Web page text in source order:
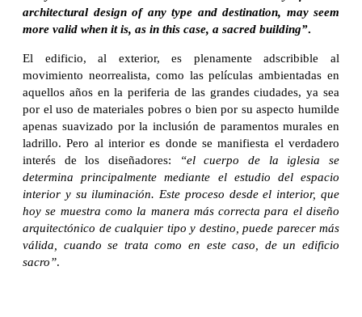
architectural design of any type and destination, may seem
more valid when it is, as in this case, a sacred building”.
El edificio, al exterior, es plenamente adscribible al
movimiento neorrealista, como las películas ambientadas en
aquellos años en la periferia de las grandes ciudades, ya sea
por el uso de materiales pobres o bien por su aspecto humilde
apenas suavizado por la inclusión de paramentos murales en
ladrillo. Pero al interior es donde se manifiesta el verdadero
interés de los diseñadores:
“el cuerpo de la iglesia se
determina principalmente mediante el estudio del espacio
interior y su iluminación. Este proceso desde el interior, que
hoy se muestra como la manera más correcta para el diseño
arquitectónico de cualquier tipo y destino, puede parecer más
válida, cuando se trata como en este caso, de un edificio
sacro”.